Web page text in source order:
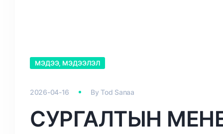
МЭДЭЭ, МЭДЭЭЛЭЛ
2026-04-16 ByTod Sanaa
СУРГАЛТЫН